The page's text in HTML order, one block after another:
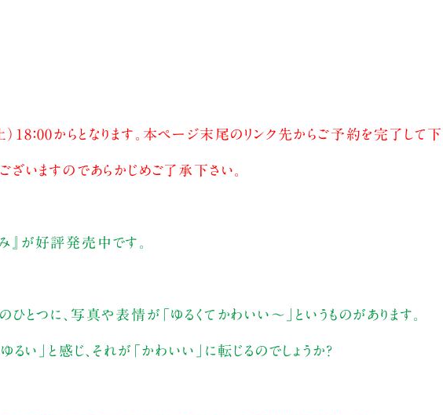
18：00からとなります。本ページ末尾のリンク先からご予約を完了して
ざいますのであらかじめご了承下さい。
』が好評発売中です。
ひとつに、写真や表情が「ゆるくてかわいい～」というものがあります。
るい」と感じ、それが「かわいい」に転じるのでしょうか？